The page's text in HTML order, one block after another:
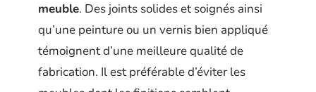
meuble. Des joints solides et soignés ainsi
qu’une peinture ou un vernis bien appliqué
témoignent d’une meilleure qualité de
fabrication. Il est préférable d’éviter les